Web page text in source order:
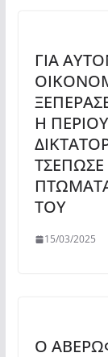
ΓΙΑ
Η
ΤΟΥ
15/03/2025
Ο